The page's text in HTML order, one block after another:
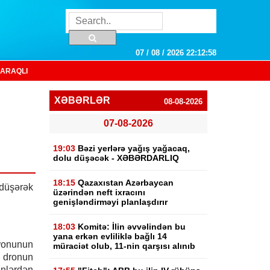
07 / 08 / 2026 22:12:58
XƏBƏRLƏR 08-08-2026
07-08-2026
19:03 Bəzi yerlərə yağış yağacaq,
dolu düşəcək - XƏBƏRDARLIQ
18:15 Qazaxıstan Azərbaycan
üzərindən neft ixracını
genişləndirməyi planlaşdırır
18:03 Komitə: İlin əvvəlindən bu
yana erkən evliliklə bağlı 14
müraciət olub, 11-nin qarşısı alınıb